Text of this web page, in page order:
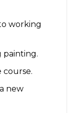
working
painting.
new